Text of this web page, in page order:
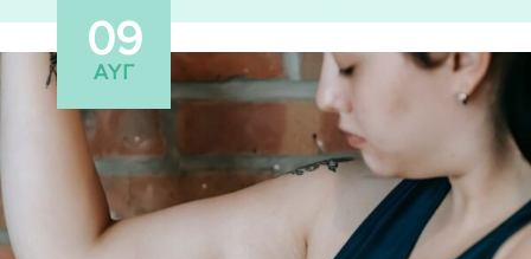
09
ΑΥΓ